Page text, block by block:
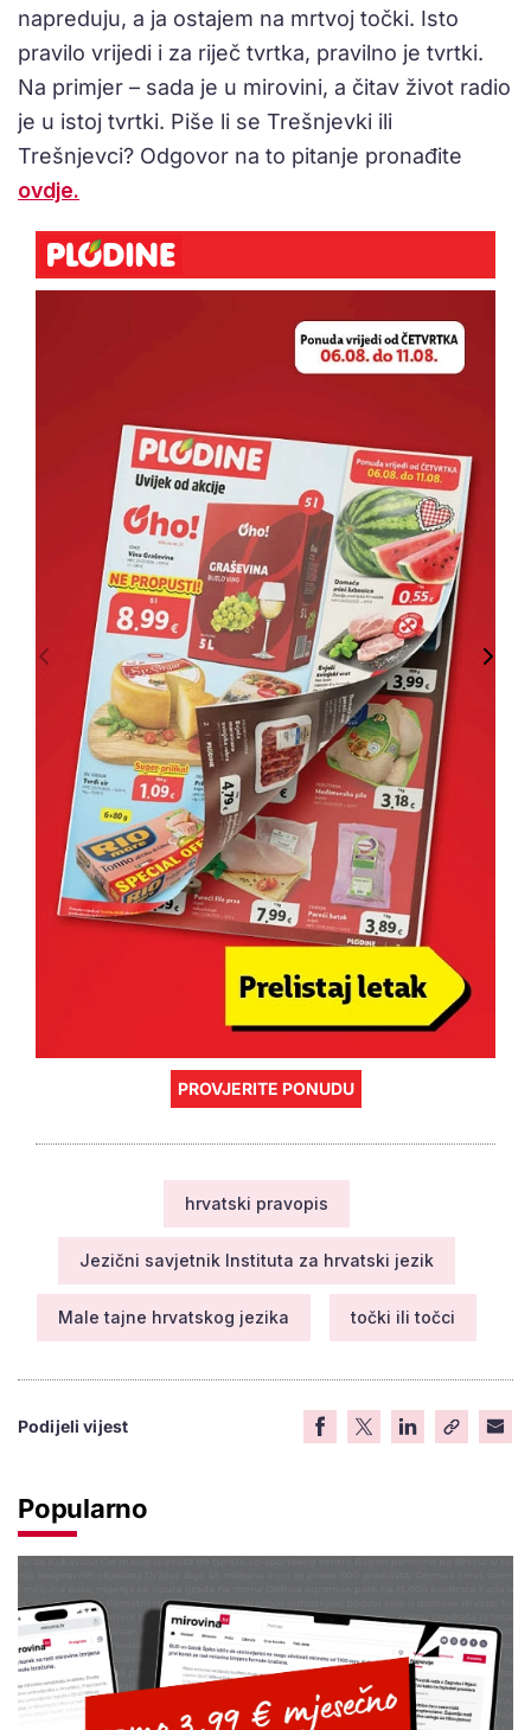
napreduju, a ja ostajem na mrtvoj točki. Isto
pravilo vrijedi i za riječ tvrtka, pravilno je tvrtki.
Na primjer – sada je u mirovini, a čitav život radio
je u istoj tvrtki. Piše li se Trešnjevki ili
Trešnjevci? Odgovor na to pitanje pronađite
ovdje.
PROVJERITE PONUDU
hrvatski pravopis
Jezični savjetnik Instituta za hrvatski jezik
Male tajne hrvatskog jezika točki ili točci
Podijeli vijest
Popularno